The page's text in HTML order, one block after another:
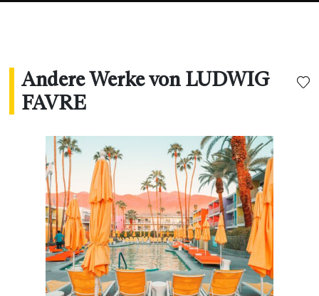
Andere Werke von LUDWIG
FAVRE